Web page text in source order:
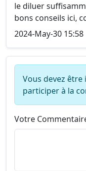
le diluer
bons conseils ici,
2024-May-30 15:58
Vous devez
participer à la
Votre